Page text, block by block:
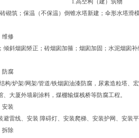
1.高空构（
砌筑；保温（不保温）倒锥水塔新建；伞形水塔
筑物 维修
倾斜烟囱矫正；砖烟囱加箍；烟囱加固；水泥
筑物 防腐
构/炉架/网架/管道/铁烟囱油漆防腐，尿素造粒塔
宾馆、大厦外墙刷涂料，煤棚输煤栈桥等
筑物 安装
装避雷线、安装 障碍灯、安装爬梯、安装护
筑物 拆除